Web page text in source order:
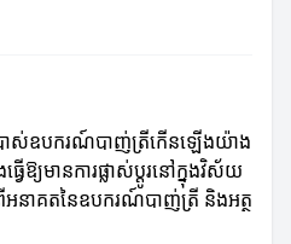
រាស់ឧបករណ៍បាញ់ត្រីកើនឡើងយ៉ាង
ើឱ្យមានការផ្លាស់ប្តូរនៅក្នុងវិស័យ
នាគតនៃឧបករណ៍បាញ់ត្រី និងអត្ថ